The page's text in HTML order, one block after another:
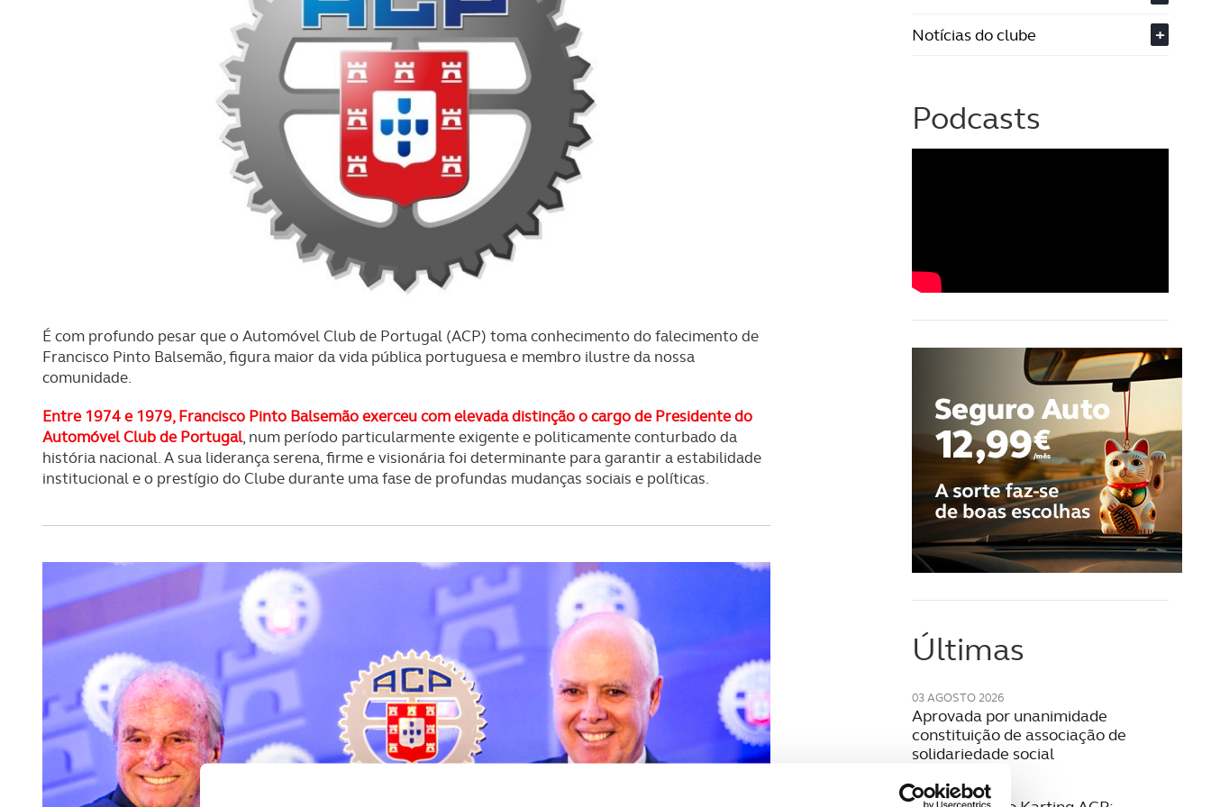
É com profundo pesar que o Automóvel Club de Portugal (ACP) toma conhecimento do falecimento de
Francisco Pinto Balsemão, figura maior da vida pública portuguesa e membro ilustre da nossa
comunidade.
Entre 1974 e 1979, Francisco Pinto Balsemão exerceu com elevada distinção o cargo de Presidente do
Automóvel Club de Portugal, num período particularmente exigente e politicamente conturbado da
história nacional. A sua liderança serena, firme e visionária foi determinante para garantir a estabilidade
institucional e o prestígio do Clube durante uma fase de profundas mudanças sociais e políticas.
Notícias do clube
+
Podcasts
Últimas
03 AGOSTO 2026
Aprovada por unanimidade
constituição de associação de
solidariedade social
28 JULHO 2026